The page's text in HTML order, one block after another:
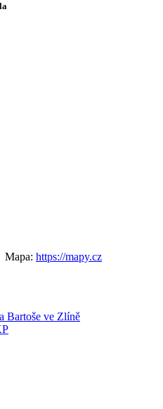
Mapa: https://mapy.cz
Bartoše ve Zlíně